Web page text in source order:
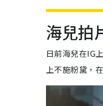
海兒拍
日前海兒在IG
上不施粉黛，